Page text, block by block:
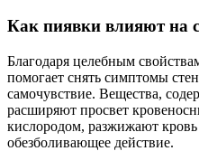
Как пиявки влияют на
Благодаря целебным
помогает снять симптомы
самочувствие. Вещества,
расширяют просвет
кислородом, разжижают
обезболивающее действие.